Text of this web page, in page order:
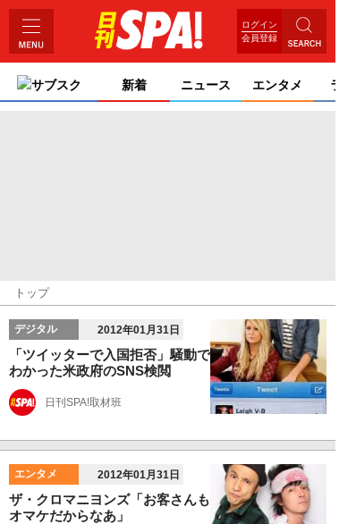
ログイン
会員登録
サブスク 新着 ニュース エンタメ
トップ
デジタル 2012年01月31日
「ツイッターで入国拒否」騒動で
わかった米政府のSNS検閲
日刊SPA!取材班
エンタメ 2012年01月31日
ザ・クロマニヨンズ「お客さんも
オマケだからなあ」